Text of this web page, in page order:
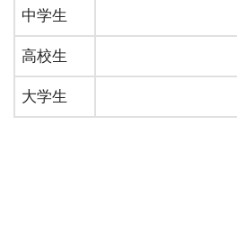
中学生
高校生
大学生